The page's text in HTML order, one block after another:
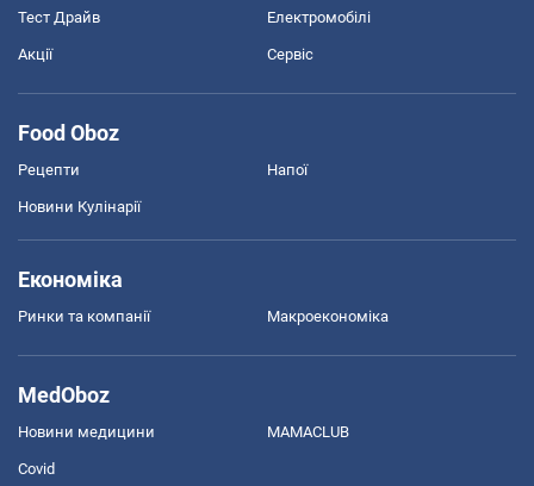
Тест Драйв Електромобілі
Акції Сервіс
Food Oboz
Рецепти Напої
Новини Кулінарії
Економіка
Ринки та компанії Макроекономіка
MedOboz
Новини медицини MAMACLUB
Covid